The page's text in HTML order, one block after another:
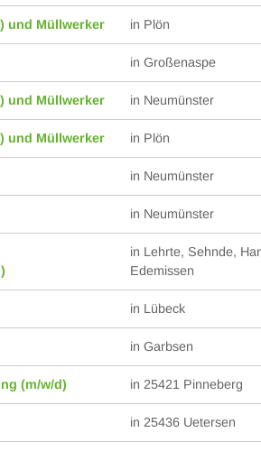
und Müllwerker in Plön
in Großenaspe
und Müllwerker in Neumünster
und Müllwerker in Plön
in Neumünster
in Neumünster
in Lehrte, Sehnde,
Edemissen
in Lübeck
in Garbsen
(m/w/d) in 25421 Pinneberg
in 25436 Uetersen